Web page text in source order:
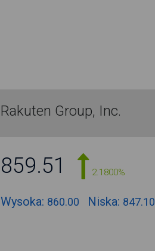
Rakuten Group, Inc.
859.51 2.1800%
Wysoka: 860.00 Niska: 847.10